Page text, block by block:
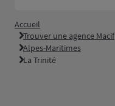
Accueil
Trouver une agence Macif
Alpes-Maritimes
La Trinité